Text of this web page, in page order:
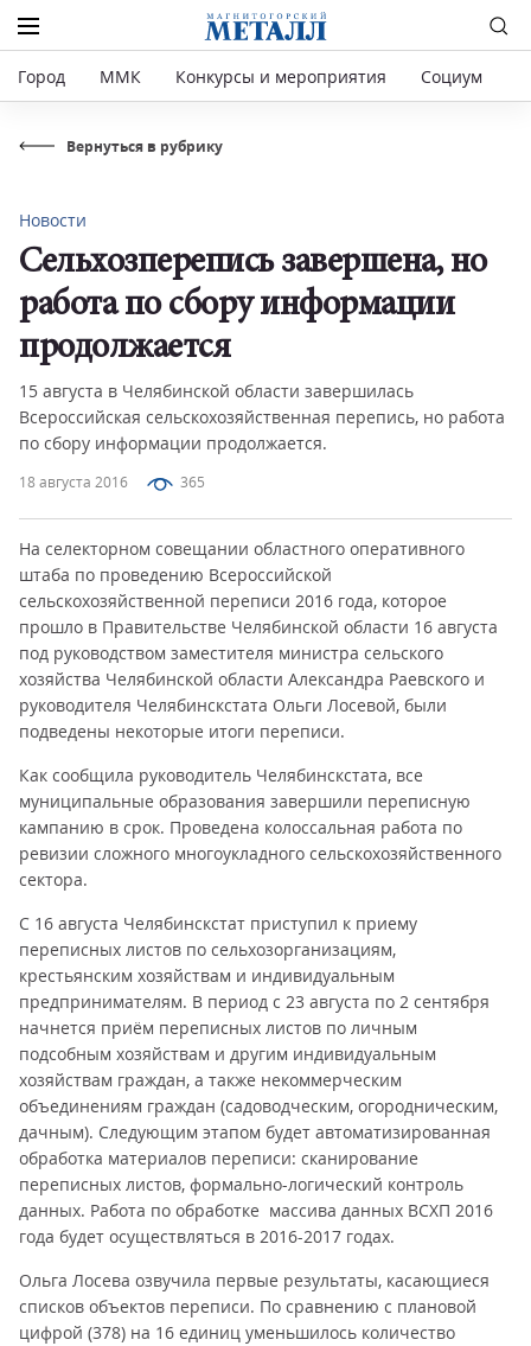
Город ММК Конкурсы и мероприятия Социум
Вернуться в рубрику
18 августа 2016 365
Новости
Сельхозперепись завершена, но
работа по сбору информации
продолжается
15 августа в Челябинской области завершилась
Всероссийская сельскохозяйственная перепись, но работа
по сбору информации продолжается.
На селекторном совещании областного оперативного
штаба по проведению Всероссийской
сельскохозяйственной переписи 2016 года, которое
прошло в Правительстве Челябинской области 16 августа
под руководством заместителя министра сельского
хозяйства Челябинской области Александра Раевского и
руководителя Челябинскстата Ольги Лосевой, были
подведены некоторые итоги переписи.
Как сообщила руководитель Челябинскстата, все
муниципальные образования завершили переписную
кампанию в срок. Проведена колоссальная работа по
ревизии сложного многоукладного сельскохозяйственного
сектора.
С 16 августа Челябинскстат приступил к приему
переписных листов по сельхозорганизациям,
крестьянским хозяйствам и индивидуальным
предпринимателям. В период с 23 августа по 2 сентября
начнется приём переписных листов по личным
подсобным хозяйствам и другим индивидуальным
хозяйствам граждан, а также некоммерческим
объединениям граждан (садоводческим, огородническим,
дачным). Следующим этапом будет автоматизированная
обработка материалов переписи: сканирование
переписных листов, формально-логический контроль
данных. Работа по обработке массива данных ВСХП 2016
года будет осуществляться в 2016-2017 годах.
Ольга Лосева озвучила первые результаты, касающиеся
списков объектов переписи. По сравнению с плановой
цифрой (378) на 16 единиц уменьшилось количество